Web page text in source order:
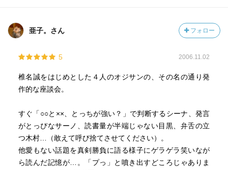
亜子。さん フォロー
5 2006.11.02
椎名誠をはじめとした４人のオジサンの、その名の通り発
作的な座談会。
すぐ「○○と××、とっちが強い？」で判断するシーナ、発言
がとっぴなサーノ、読書量が半端じゃない目黒、弁舌の立
つ木村…（敢えて呼び捨てさせてください）。
他愛もない話題を真剣勝負に語る様子にゲラゲラ笑いなが
ら読んだ記憶が…。「プっ」と噴き出すどころじゃありま